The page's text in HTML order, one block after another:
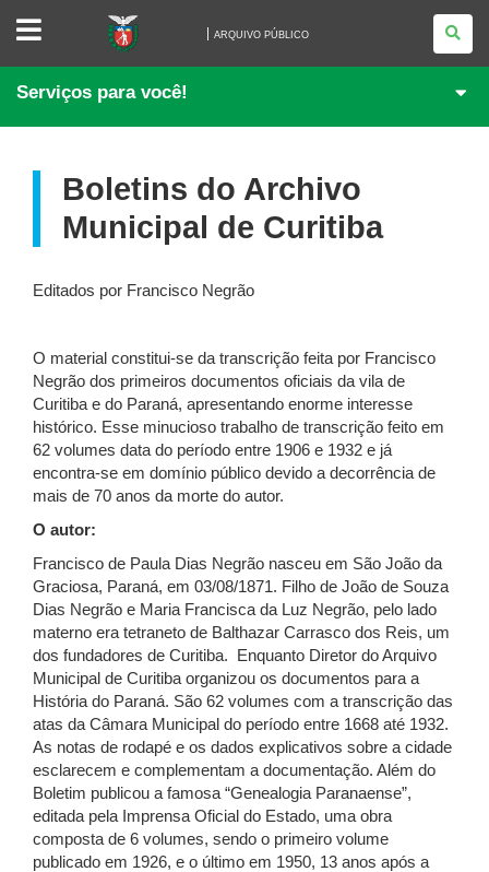
ARQUIVO
PÚBLICO
ARQUIVO PÚBLICO
Serviços para você!
Boletins do Archivo
Municipal de Curitiba
Editados por Francisco Negrão
O material constitui-se da transcrição feita por Francisco
Negrão dos primeiros documentos oficiais da vila de
Curitiba e do Paraná, apresentando enorme interesse
histórico. Esse minucioso trabalho de transcrição feito em
62 volumes data do período entre 1906 e 1932 e já
encontra-se em domínio público devido a decorrência de
mais de 70 anos da morte do autor.
O autor:
Francisco de Paula Dias Negrão nasceu em São João da
Graciosa, Paraná, em 03/08/1871. Filho de João de Souza
Dias Negrão e Maria Francisca da Luz Negrão, pelo lado
materno era tetraneto de Balthazar Carrasco dos Reis, um
dos fundadores de Curitiba. Enquanto Diretor do Arquivo
Municipal de Curitiba organizou os documentos para a
História do Paraná. São 62 volumes com a transcrição das
atas da Câmara Municipal do período entre 1668 até 1932.
As notas de rodapé e os dados explicativos sobre a cidade
esclarecem e complementam a documentação. Além do
Boletim publicou a famosa “Genealogia Paranaense”,
editada pela Imprensa Oficial do Estado, uma obra
composta de 6 volumes, sendo o primeiro volume
publicado em 1926, e o último em 1950, 13 anos após a